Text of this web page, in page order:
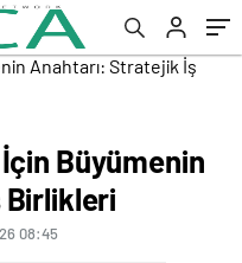
Büyümenin
Birlikleri
08:45